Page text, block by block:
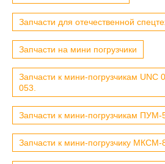
Запчасти для отечественной
Запчасти на мини погрузчики
Запчасти к мини-погрузчикам UNC
053.
Запчасти к мини-погрузчикам ПУМ-
Запчасти к мини-погрузчику МКСМ-